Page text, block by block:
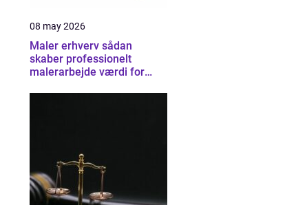
08 may 2026
Maler erhverv sådan
skaber professionelt
malerarbejde værdi for